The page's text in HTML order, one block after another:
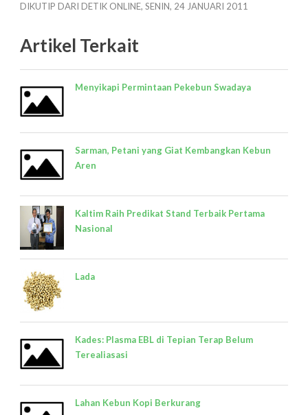
DIKUTIP DARI DETIK ONLINE, SENIN, 24 JANUARI 2011
Artikel Terkait
Menyikapi Permintaan Pekebun Swadaya
Sarman, Petani yang Giat Kembangkan Kebun
Aren
Kaltim Raih Predikat Stand Terbaik Pertama
Nasional
Lada
Kades: Plasma EBL di Tepian Terap Belum
Terealiasasi
Lahan Kebun Kopi Berkurang